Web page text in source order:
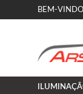
BEM-